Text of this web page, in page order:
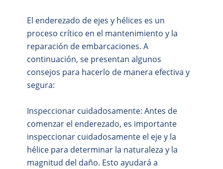
El enderezado de ejes y hélices es un
proceso crítico en el mantenimiento y la
reparación de embarcaciones. A
continuación, se presentan algunos
consejos para hacerlo de manera efectiva y
segura:
Inspeccionar cuidadosamente: Antes de
comenzar el enderezado, es importante
inspeccionar cuidadosamente el eje y la
hélice para determinar la naturaleza y la
magnitud del daño. Esto ayudará a